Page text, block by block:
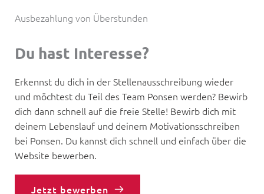
Ausbezahlung von Überstunden
Du hast Interesse?
Erkennst du dich in der Stellenausschreibung wieder
und möchtest du Teil des Team Ponsen werden? Bewirb
dich dann schnell auf die freie Stelle! Bewirb dich mit
deinem Lebenslauf und deinem Motivationsschreiben
bei Ponsen. Du kannst dich schnell und einfach über die
Website bewerben.
Jetzt bewerben